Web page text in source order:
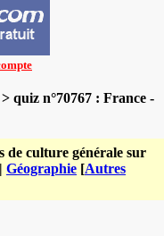
> quiz n°70767 : France -
de culture générale sur
| Géographie [Autres